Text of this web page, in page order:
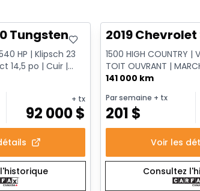
Tungsten
HP | Klipsch 23
14,5 po | Cuir |
+ tx
92 000$
2019
1500 HIGH COUNTRY |
TOIT OUVRANT |
ÉLECTRIQUES | CUIR |
141 000 km
Par semaine + tx
201 $
Voir les
Consultez